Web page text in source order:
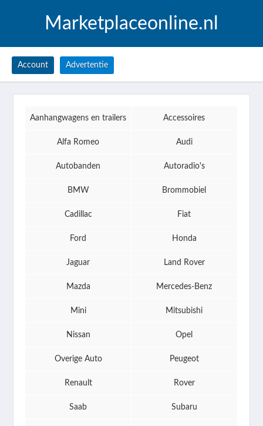
Marketplaceonline.nl
Account Advertentie
Aanhangwagens en trailers Accessoires
Alfa Romeo Audi
Autobanden Autoradio's
BMW Brommobiel
Cadillac Fiat
Ford Honda
Jaguar Land Rover
Mazda Mercedes-Benz
Mini Mitsubishi
Nissan Opel
Overige Auto Peugeot
Renault Rover
Saab Subaru